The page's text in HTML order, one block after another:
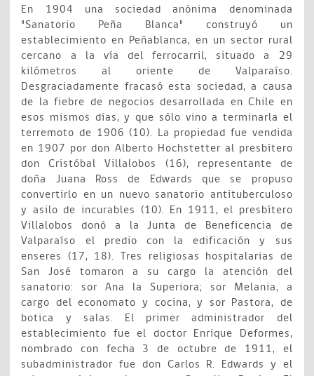
En 1904 una sociedad anónima denominada
"Sanatorio Peña Blanca" construyó un
establecimiento en Peñablanca, en un sector rural
cercano a la vía del ferrocarril, situado a 29
kilómetros al oriente de Valparaíso.
Desgraciadamente fracasó esta sociedad, a causa
de la fiebre de negocios desarrollada en Chile en
esos mismos días, y que sólo vino a terminarla el
terremoto de 1906 (10). La propiedad fue vendida
en 1907 por don Alberto Hochstetter al presbítero
don Cristóbal Villalobos (16), representante de
doña Juana Ross de Edwards que se propuso
convertirlo en un nuevo sanatorio antituberculoso
y asilo de incurables (10). En 1911, el presbítero
Villalobos donó a la Junta de Beneficencia de
Valparaíso el predio con la edificación y sus
enseres (17, 18). Tres religiosas hospitalarias de
San José tomaron a su cargo la atención del
sanatorio: sor Ana la Superiora; sor Melania, a
cargo del economato y cocina, y sor Pastora, de
botica y salas. El primer administrador del
establecimiento fue el doctor Enrique Deformes,
nombrado con fecha 3 de octubre de 1911, el
subadministrador fue don Carlos R. Edwards y el